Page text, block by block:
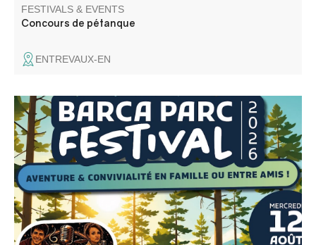
FESTIVALS & EVENTS
Concours de pétanque
ENTREVAUX-EN
Et si votre plus belle soirée de l’été se passait… dans les
arbres ? Le temps d’une soirée, Barca Parc se transforme
en un véritable festival d’aventure !